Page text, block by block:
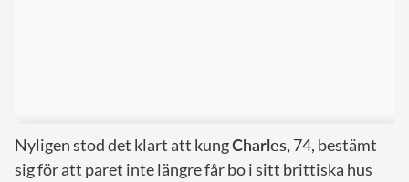
Nyligen stod det klart att kungCharles, 74, bestämt
sig för att paret inte längre får bo i sitt brittiska hus